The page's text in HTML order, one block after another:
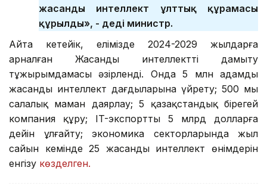
жасанды интеллект ұлттық құрамасы
құрылды», - деді министр.
Айта кетейік, елімізде 2024-2029 жылдарға
арналған Жасанды интеллектті дамыту
тұжырымдамасы әзірленді. Онда 5 млн адамды
жасанды интеллект дағдыларына үйрету; 500 мың
салалық маман даярлау; 5 қазақстандық бірегей
компания құру; IT-экспортты 5 млрд долларға
дейін ұлғайту; экономика секторларында жыл
сайын кемінде 25 жасанды интеллект өнімдерін
енгізу көзделген.